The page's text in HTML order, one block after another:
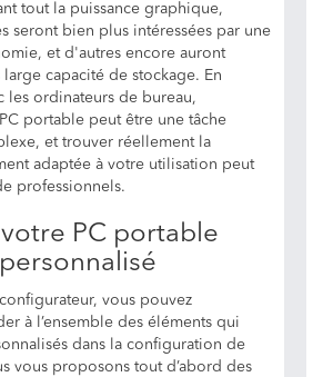
tout la puissance graphique,
seront bien plus intéressées par une
et d'autres encore auront
capacité de stockage. En
les ordinateurs de bureau,
portable peut être une tâche
et trouver réellement la
adaptée à votre utilisation peut
professionnels.
PC portable
vous pouvez
à l’ensemble des éléments qui
dans la configuration de
vous proposons tout d’abord des